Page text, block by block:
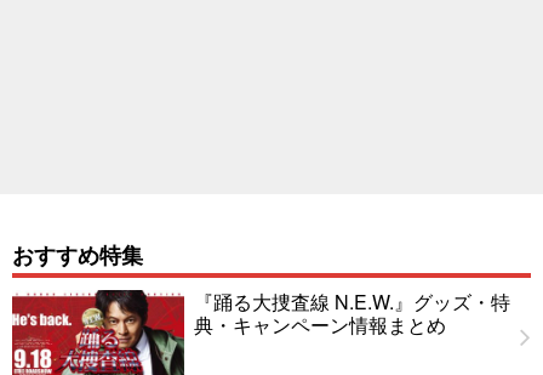
おすすめ特集
『踊る大捜査線 N.E.W.』グッズ・特
典・キャンペーン情報まとめ